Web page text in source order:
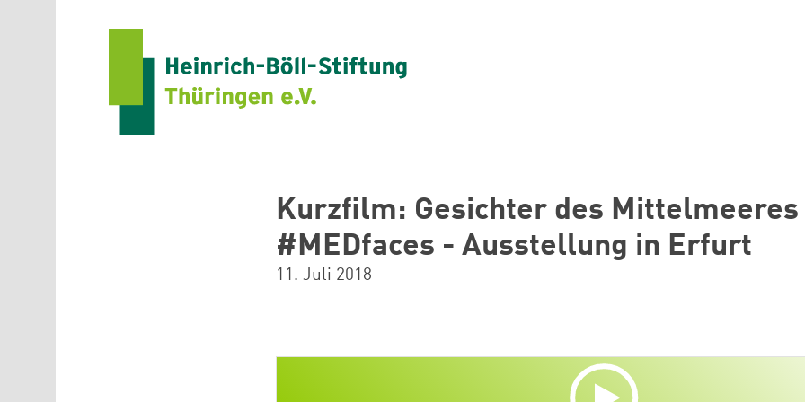
Kurzfilm: Gesichter des Mittelmeeres
#MEDfaces - Ausstellung in Erfurt
11. Juli 2018